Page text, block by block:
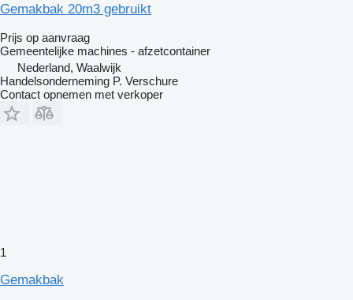
Gemakbak 20m3 gebruikt
Prijs op aanvraag
Gemeentelijke machines - afzetcontainer
Nederland, Waalwijk
Handelsonderneming P. Verschure
Contact opnemen met verkoper
1
Gemakbak